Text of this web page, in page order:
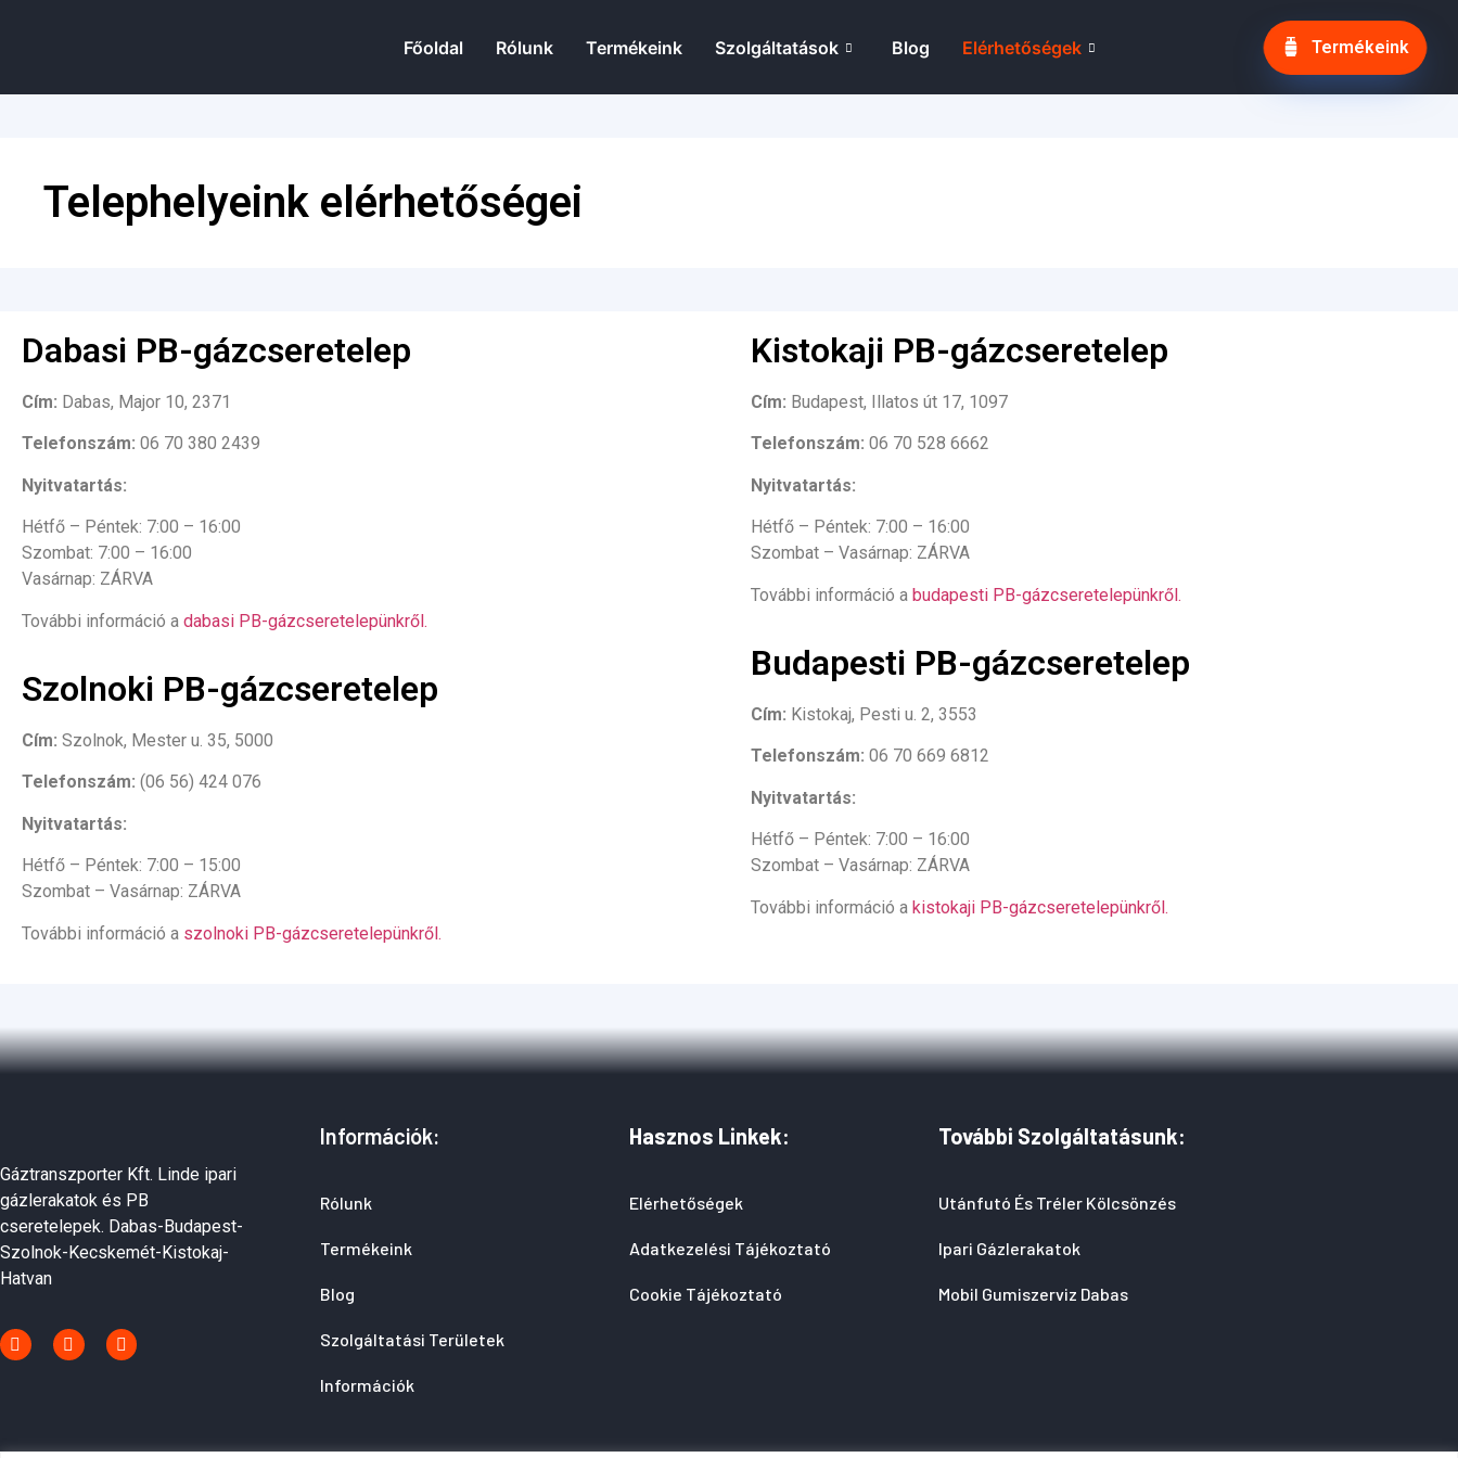
Főoldal Rólunk Termékeink Szolgáltatások Blog Elérhetőségek Termékeink
Telephelyeink elérhetőségei
Dabasi PB-gázcseretelep
Cím: Dabas, Major 10, 2371
Telefonszám: 06 70 380 2439
Nyitvatartás:
Hétfő – Péntek: 7:00 – 16:00
Szombat: 7:00 – 16:00
Vasárnap: ZÁRVA
További információ a dabasi PB-gázcseretelepünkről.
Szolnoki PB-gázcseretelep
Cím: Szolnok, Mester u. 35, 5000
Telefonszám: (06 56) 424 076
Nyitvatartás:
Hétfő – Péntek: 7:00 – 15:00
Szombat – Vasárnap: ZÁRVA
További információ a szolnoki PB-gázcseretelepünkről.
Kistokaji PB-gázcseretelep
Cím: Budapest, Illatos út 17, 1097
Telefonszám: 06 70 528 6662
Nyitvatartás:
Hétfő – Péntek: 7:00 – 16:00
Szombat – Vasárnap: ZÁRVA
További információ a budapesti PB-gázcseretelepünkről.
Budapesti PB-gázcseretelep
Cím: Kistokaj, Pesti u. 2, 3553
Telefonszám: 06 70 669 6812
Nyitvatartás:
Hétfő – Péntek: 7:00 – 16:00
Szombat – Vasárnap: ZÁRVA
További információ a kistokaji PB-gázcseretelepünkről.
Gáztranszporter Kft. Linde ipari
gázlerakatok és PB
cseretelepek. Dabas-Budapest-
Szolnok-Kecskemét-Kistokaj-
Hatvan
Információk:
Rólunk
Termékeink
Blog
Szolgáltatási Területek
Információk
Hasznos Linkek:
Elérhetőségek
Adatkezelési Tájékoztató
Cookie Tájékoztató
További Szolgáltatásunk:
Utánfutó És Tréler Kölcsönzés
Ipari Gázlerakatok
Mobil Gumiszerviz Dabas